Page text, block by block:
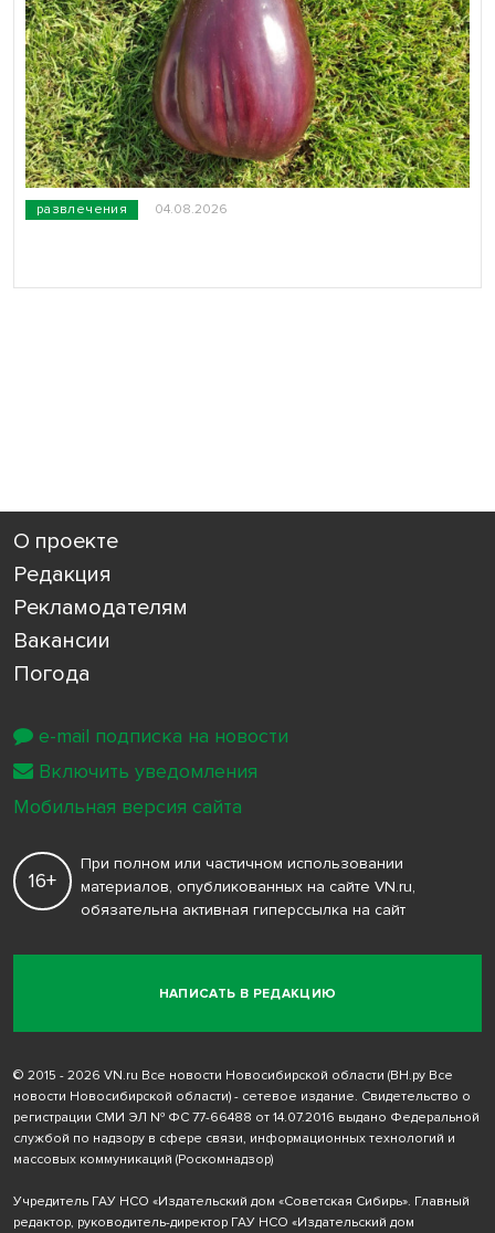
развлечения 04.08.2026
О проекте
Редакция
Рекламодателям
Вакансии
Погода
НАПИСАТЬ В РЕДАКЦИЮ
16+
При полном или частичном использовании
материалов, опубликованных на сайте VN.ru,
обязательна активная гиперссылка на сайт
© 2015 - 2026 VN.ru Все новости Новосибирской области (ВН.ру Все
новости Новосибирской области) - сетевое издание. Свидетельство о
регистрации СМИ ЭЛ № ФС 77-66488 от 14.07.2016 выдано Федеральной
службой по надзору в сфере связи, информационных технологий и
массовых коммуникаций (Роскомнадзор)
Учредитель ГАУ НСО «Издательский дом «Советская Сибирь». Главный
редактор, руководитель-директор ГАУ НСО «Издательский дом
e-mail подписка на новости
Включить уведомления
Мобильная версия сайта